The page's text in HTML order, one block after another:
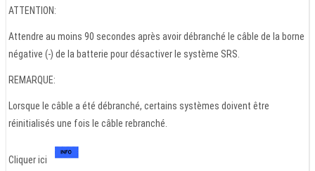
ATTENTION:
Attendre au moins 90 secondes après avoir débranché le câble de la borne
négative (-) de la batterie pour désactiver le système SRS.
REMARQUE:
Lorsque le câble a été débranché, certains systèmes doivent être
réinitialisés une fois le câble rebranché.
Cliquer ici